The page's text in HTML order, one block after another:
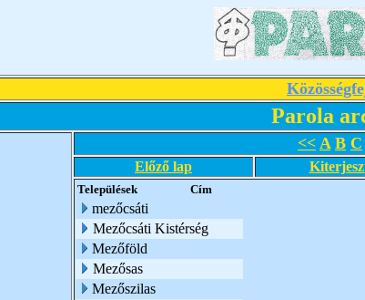
Parola
<< A B C
Előző lap
Települések Cím
mezőcsáti
Mezőcsáti Kistérség
Mezőföld
Mezősas
Mezőszilas